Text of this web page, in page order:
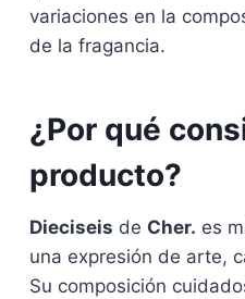
variaciones en la
de la fragancia.
¿Por qué
producto?
Dieciseis de Cher. es
una expresión de arte,
Su composición